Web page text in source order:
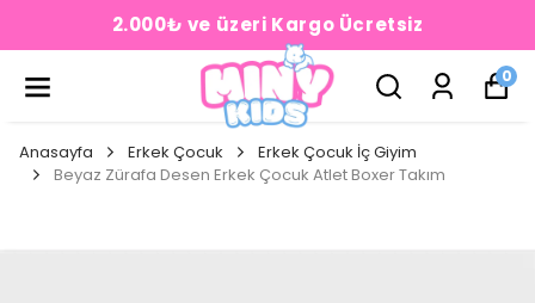
2.000₺ ve üzeri Kargo Ücretsiz
0
Anasayfa Erkek Çocuk
Erkek Çocuk İç Giyim
Beyaz Zürafa Desen Erkek Çocuk Atlet Boxer Takım